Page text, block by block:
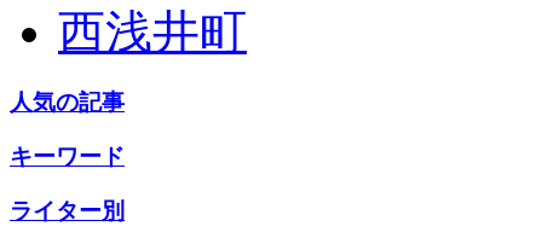
西浅井町
人気の記事
キーワード
ライター別